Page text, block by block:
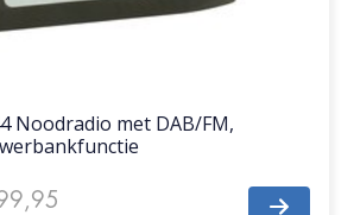
Noodradio met DAB/FM,